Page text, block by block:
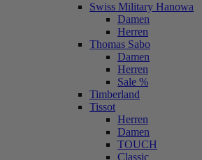
Swiss Military Hanowa
Damen
Herren
Thomas Sabo
Damen
Herren
Sale %
Timberland
Tissot
Herren
Damen
TOUCH
Classic